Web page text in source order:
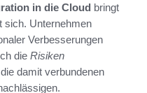
in die Cloud bringt
sich. Unternehmen
Verbesserungen
die Risiken
damit verbundenen